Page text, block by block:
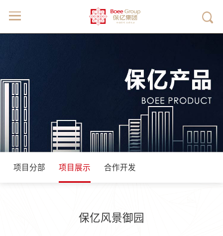
项目分部 项目展示 合作开发
保亿风景御园